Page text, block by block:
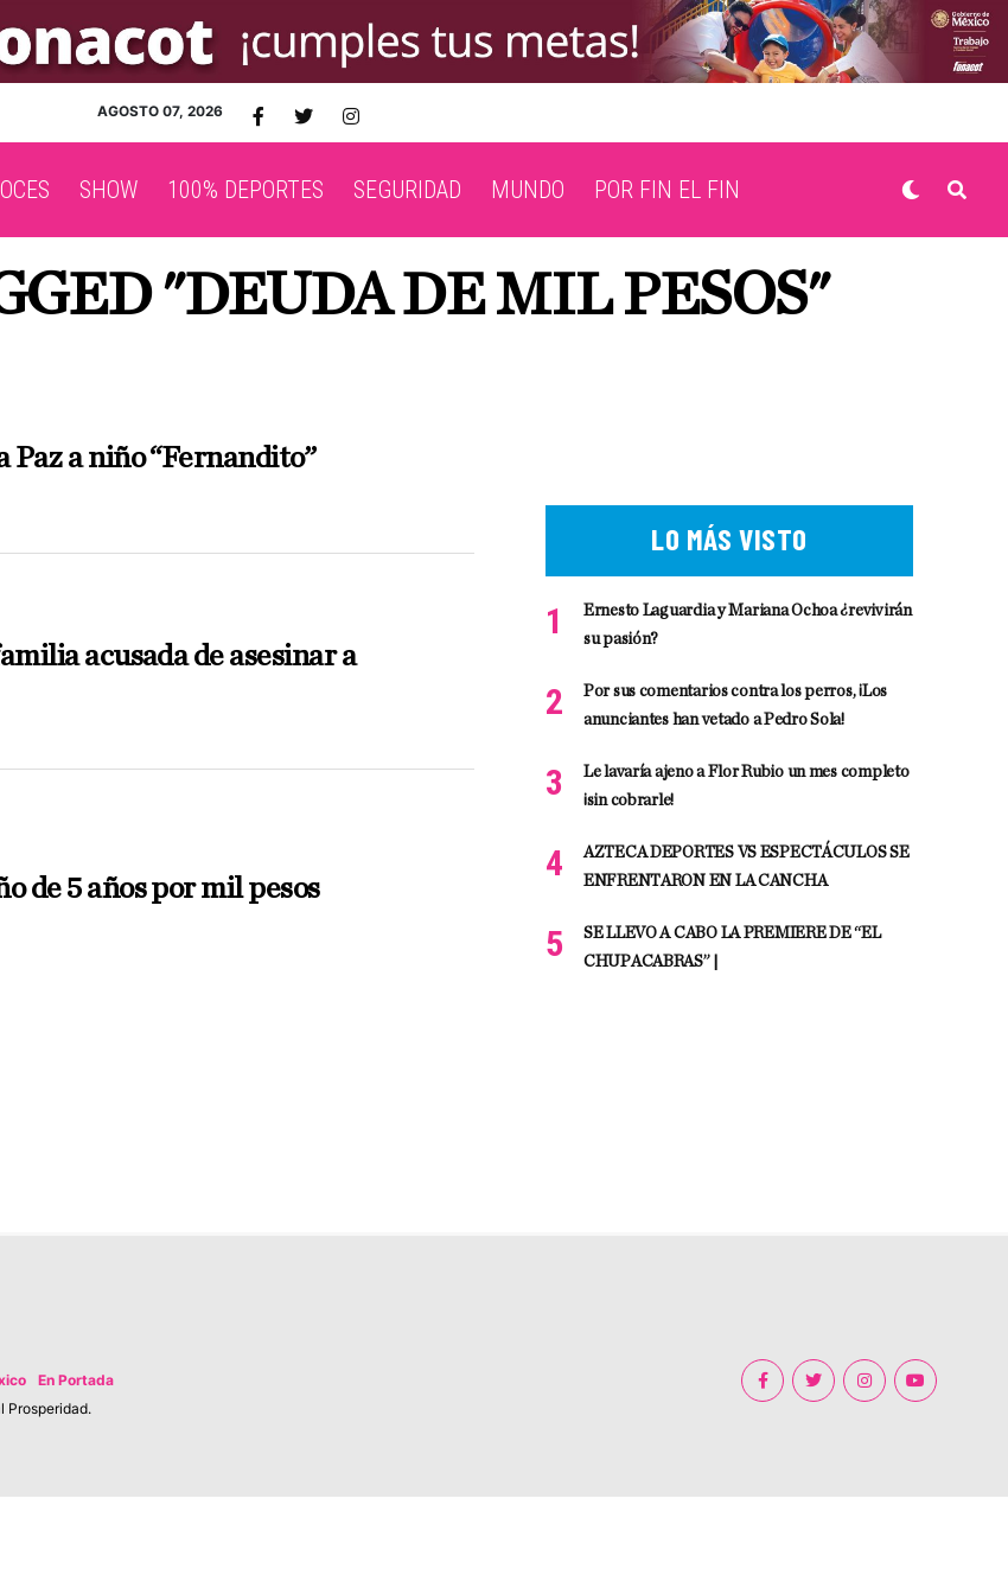
AGOSTO 07, 2026
SHOW 100% DEPORTES SEGURIDAD MUNDO POR FIN EL FIN
"DEUDA DE MIL PESOS"
Paz a niño “Fernandito”
acusada de asesinar a
de 5 años por mil pesos
LO MÁS VISTO
Ernesto Laguardia y Mariana Ochoa ¿revivirán
su pasión?
Por sus comentarios contra los perros, ¡Los
anunciantes han vetado a Pedro Sola!
Le lavaría ajeno a Flor Rubio un mes completo
¡sin cobrarle!
AZTECA DEPORTES VS ESPECTÁCULOS SE
ENFRENTARON EN LA CANCHA
SE LLEVO A CABO LA PREMIERE DE “EL
CHUPACABRAS” |
En Portada
Prosperidad.